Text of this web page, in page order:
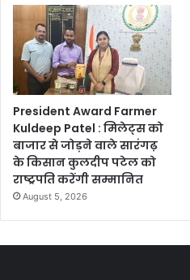
President Award Farmer
Kuldeep Patel : मिलेट्स को
बाजार से जोड़ने वाले सारंगढ़
के किसान कुलदीप पटेल को
राष्ट्रपति करेंगी सम्मानित
August 5, 2026